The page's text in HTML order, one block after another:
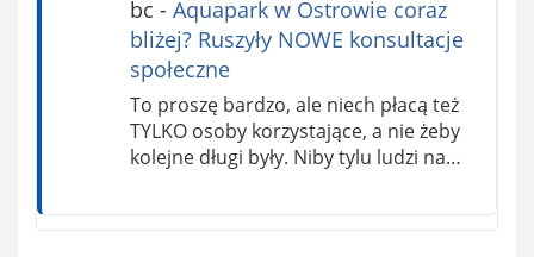
bc - Aquapark w Ostrowie coraz
bliżej? Ruszyły NOWE konsultacje
społeczne
To proszę bardzo, ale niech płacą też
TYLKO osoby korzystające, a nie żeby
kolejne długi były. Niby tylu ludzi na…